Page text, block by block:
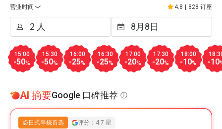
营业时间
4.8 828 订座
15:00
-50%
15:30
-50%
16:00
-25%
16:30
-25%
17:00
-20%
17:30
-20%
18:00
-10% -10
AI 摘要Google 口碑推荐
日式串烧首选 评分：4.7 星